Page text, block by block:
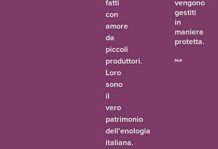
fatti
con
amore
da
piccoli
produttori.
Loro
sono
il
vero
patrimonio
dell’enologia
italiana.
vengono
gestiti
in
maniera
protetta.